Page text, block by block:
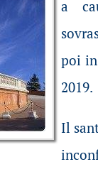
a
poi in
2019.
Il